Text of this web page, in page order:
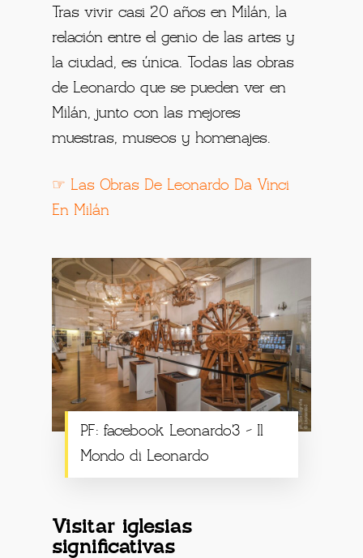
Tras vivir casi 20 años en Milán, la
relación entre el genio de las artes y
la ciudad, es única. Todas las obras
de Leonardo que se pueden ver en
Milán, junto con las mejores
muestras, museos y homenajes.
☞ Las Obras De Leonardo Da Vinci
En Milán
PF: facebook Leonardo3 – Il
Mondo di Leonardo
Visitar iglesias
significativas